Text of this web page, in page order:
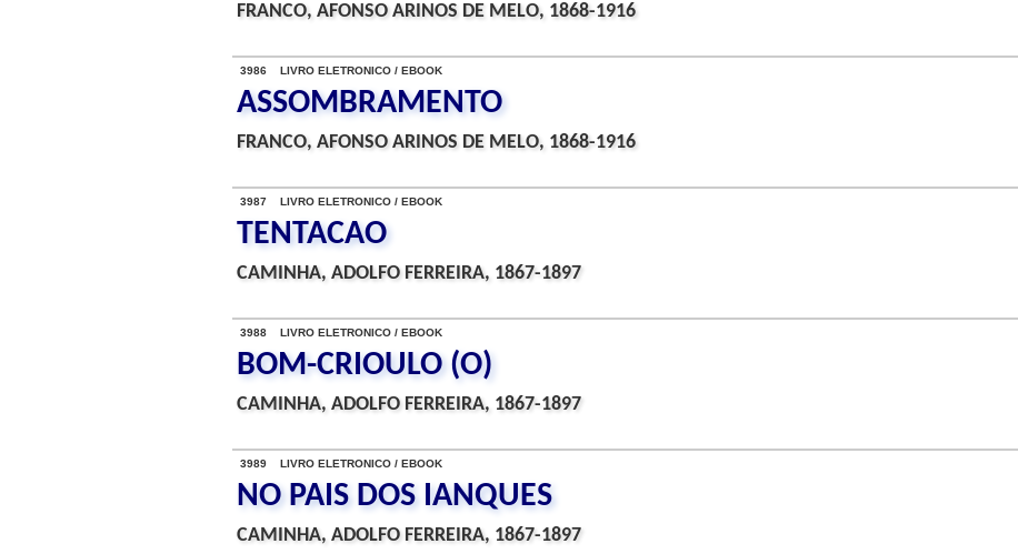
FRANCO, AFONSO ARINOS DE MELO, 1868-1916
3986 LIVRO ELETRONICO / EBOOK
ASSOMBRAMENTO
FRANCO, AFONSO ARINOS DE MELO, 1868-1916
3987 LIVRO ELETRONICO / EBOOK
TENTACAO
CAMINHA, ADOLFO FERREIRA, 1867-1897
3988 LIVRO ELETRONICO / EBOOK
BOM-CRIOULO (O)
CAMINHA, ADOLFO FERREIRA, 1867-1897
3989 LIVRO ELETRONICO / EBOOK
NO PAIS DOS IANQUES
CAMINHA, ADOLFO FERREIRA, 1867-1897